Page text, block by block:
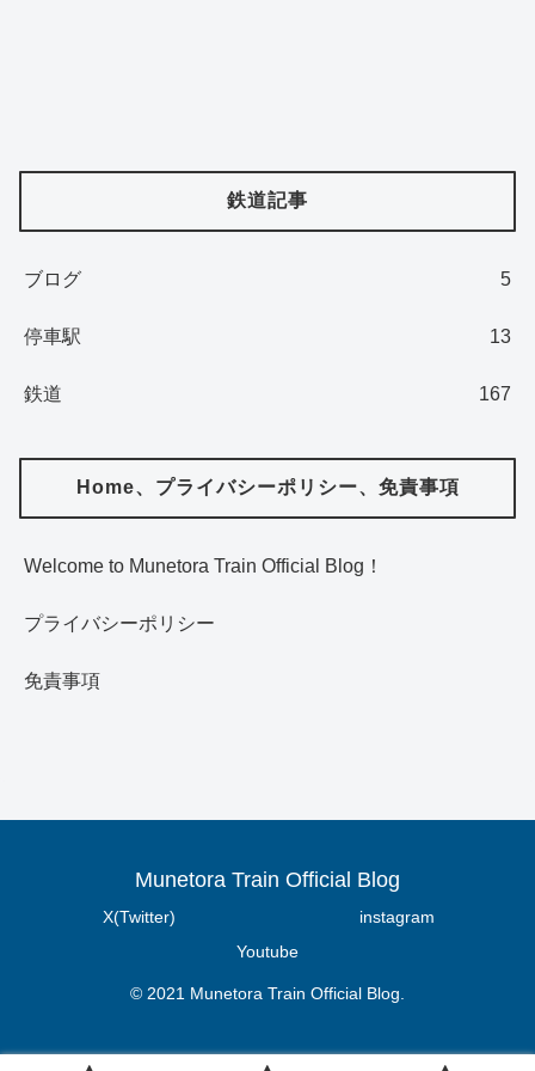
鉄道記事
ブログ 5
停車駅 13
鉄道 167
Home、プライバシーポリシー、免責事項
Welcome to Munetora Train Official Blog！
プライバシーポリシー
免責事項
Munetora Train Official Blog
X(Twitter)
instagram
Youtube
© 2021 Munetora Train Official Blog.